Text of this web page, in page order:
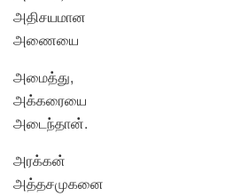
அதிசயமான
அணையை
அமைத்து,
அக்கரையை
அடைந்தான்.
அரக்கன்
அத்தசமுகனை